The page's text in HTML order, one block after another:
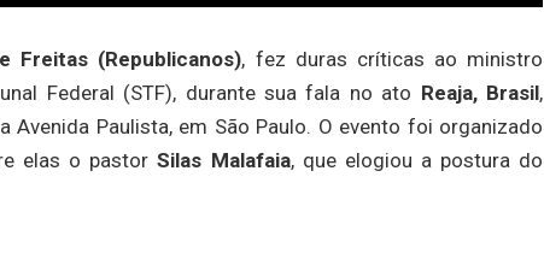
Freitas (Republicanos), fez duras críticas ao ministro
Federal (STF), durante sua fala no ato Reaja, Brasil,
Avenida Paulista, em São Paulo. O evento foi organizado
elas o pastorSilas Malafaia, que elogiou a postura do